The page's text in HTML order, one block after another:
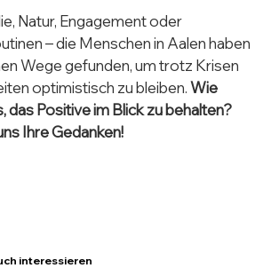
interessieren
Natur, Engagement oder
– die Menschen in Aalen haben
Wege gefunden, um trotz Krisen
optimistisch zu bleiben. Wie
das Positive im Blick zu behalten?
Ihre Gedanken!